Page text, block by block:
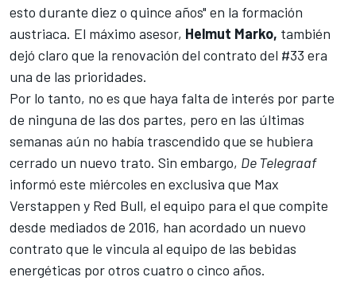
esto durante diez o quince años" en la formación
austriaca. El máximo asesor, Helmut Marko, también
dejó claro que la renovación del contrato del #33 era
una de las prioridades.
Por lo tanto, no es que haya falta de interés por parte
de ninguna de las dos partes, pero en las últimas
semanas aún no había trascendido que se hubiera
cerrado un nuevo trato. Sin embargo, De Telegraaf
informó este miércoles en exclusiva que Max
Verstappen y Red Bull, el equipo para el que compite
desde mediados de 2016, han acordado un nuevo
contrato que le vincula al equipo de las bebidas
energéticas por otros cuatro o cinco años.